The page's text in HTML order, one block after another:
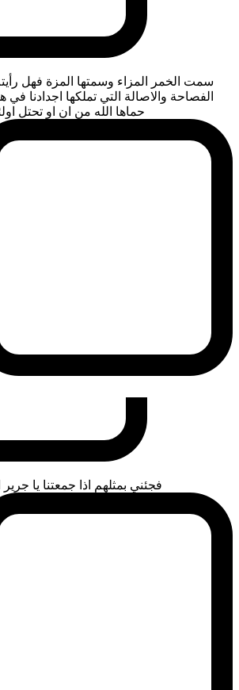
سمت الخمر المزاء وسمتها المزة فهل
الفصاحة والاصالة التي تملكها اجدادنا في
حماها الله من ان او تحتل
فجئني بمثلهم اذا جمعتنا يا